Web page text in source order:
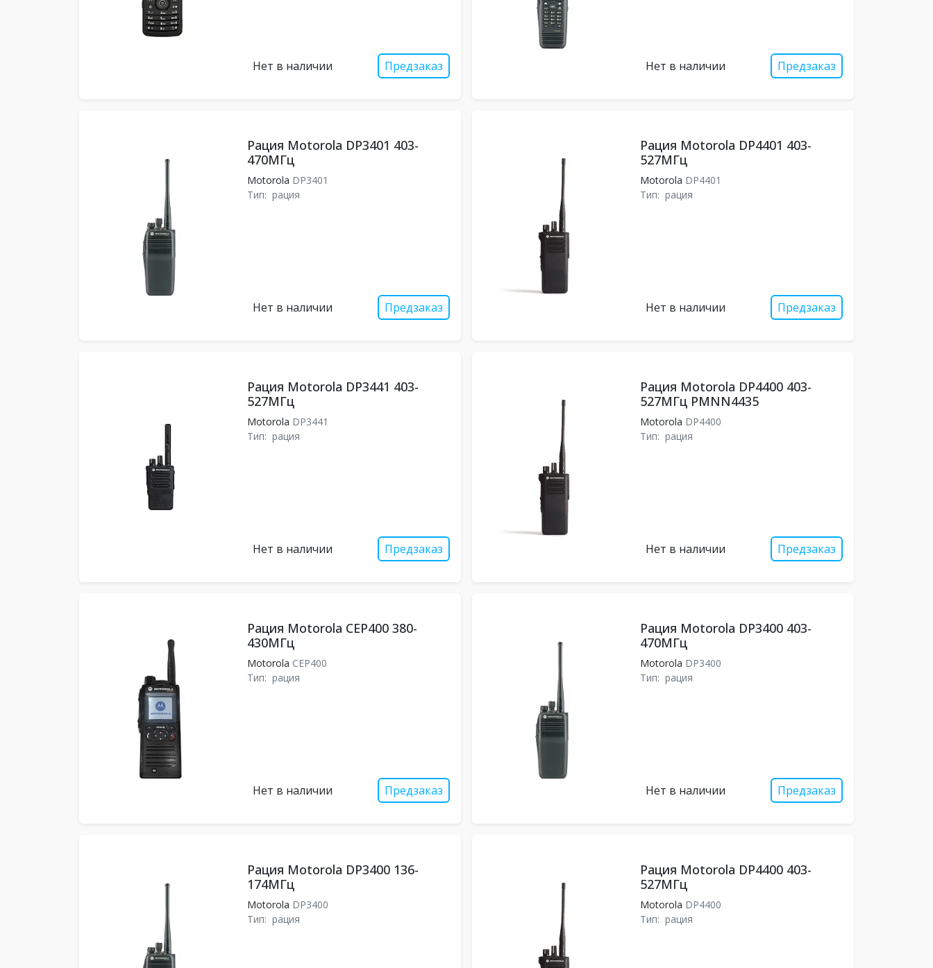
Нет в наличии Предзаказ Нет в наличии Предзаказ
Рация Motorola DP3401 403-
470МГц
Motorola DP3401
Тип: рация
Нет в наличии Предзаказ
Рация Motorola DP4401 403-
527МГц
Motorola DP4401
Тип: рация
Нет в наличии Предзаказ
Рация Motorola DP3441 403-
527МГц
Motorola DP3441
Тип: рация
Нет в наличии Предзаказ
Рация Motorola DP4400 403-
527МГц PMNN4435
Motorola DP4400
Тип: рация
Нет в наличии Предзаказ
Рация Motorola CEP400 380-
430МГц
Motorola CEP400
Тип: рация
Нет в наличии Предзаказ
Рация Motorola DP3400 403-
470МГц
Motorola DP3400
Тип: рация
Нет в наличии Предзаказ
Рация Motorola DP3400 136-
174МГц
Motorola DP3400
Тип: рация
Рация Motorola DP4400 403-
527МГц
Motorola DP4400
Тип: рация